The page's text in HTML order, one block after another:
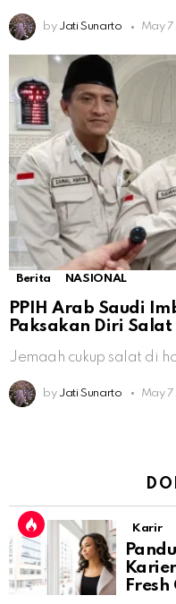
by Jati Sunarto May
Berita NASIONAL
PPIH Arab Saudi
Paksakan Diri
Jemaah cukup salat di
by Jati Sunarto May
Karir